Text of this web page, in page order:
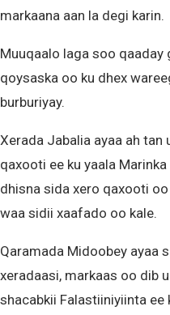
markaana aan la degi karin.
Muuqaalo laga soo qaaday
qoysaska oo ku dhex
burburiyay.
Xerada Jabalia ayaa ah tan
qaxooti ee ku yaala
dhisna sida xero qaxooti
waa sidii xaafado oo kale.
Qaramada Midoobey ayaa
xeradaasi, markaas oo dib
shacabkii Falastiiniyiinta